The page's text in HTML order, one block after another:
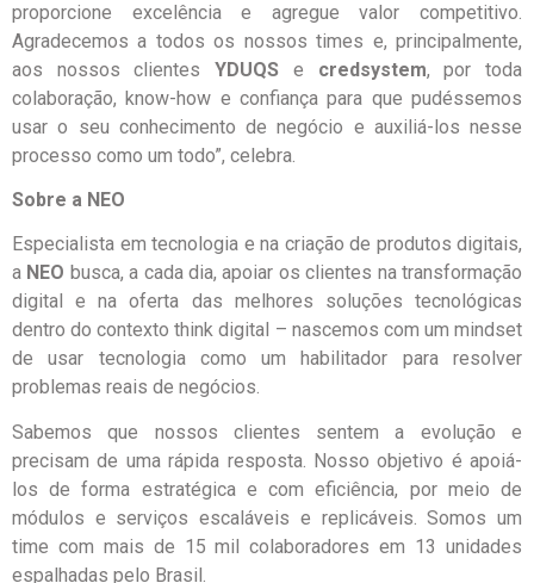
proporcione excelência e agregue valor competitivo.
Agradecemos a todos os nossos times e, principalmente,
aos nossos clientesYDUQS e credsystem, por toda
colaboração, know-how e confiança para que pudéssemos
usar o seu conhecimento de negócio e auxiliá-los nesse
processo como um todo”, celebra.
Sobre a NEO
Especialista em tecnologia e na criação de produtos digitais,
a NEO busca, a cada dia, apoiar os clientes na transformação
digital e na oferta das melhores soluções tecnológicas
dentro do contexto think digital – nascemos com um mindset
de usar tecnologia como um habilitador para resolver
problemas reais de negócios.
Sabemos que nossos clientes sentem a evolução e
precisam de uma rápida resposta. Nosso objetivo é apoiá-
los de forma estratégica e com eficiência, por meio de
módulos e serviços escaláveis e replicáveis. Somos um
time com mais de 15 mil colaboradores em 13 unidades
espalhadas pelo Brasil.